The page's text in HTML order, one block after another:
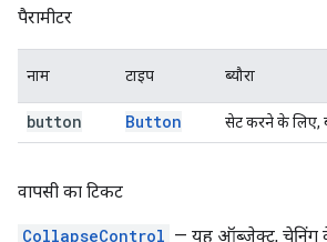
पैरामीटर
नाम टाइप ब्यौरा
button Button सेट करने के लिए,
वापसी का टिकट
CollapseControl — यह ऑब्जेक्ट, चेनिंग